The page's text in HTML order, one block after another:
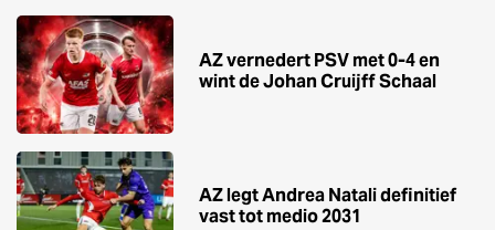
AZ vernedert PSV met 0-4 en
wint de Johan Cruijff Schaal
AZ legt Andrea Natali definitief
vast tot medio 2031